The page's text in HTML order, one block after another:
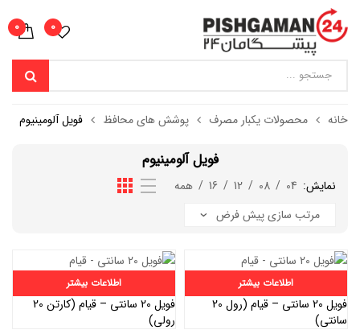
0
0
خانه محصولات یکبار مصرف پوشش های محافظ فویل آلومینیوم
فویل آلومینیوم
نمایش: 04
/
08
/
12
/
16
/ همه
اطلاعات بیشتر
فویل 20 سانتی – قیام (رول 20
سانتی)
اطلاعات بیشتر
فویل 20 سانتی – قیام (کارتن 20
رولی)